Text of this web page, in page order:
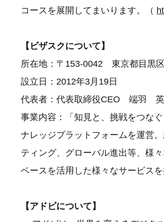
コースを展開してまいります。（
【ビザスクについて】
所在地：〒153-0042 東京都目黒
設立日：2012年3月19日
代表者：代表取締役CEO 端羽
事業内容：「知見と、挑戦をつな
ナレッジプラットフォームを運営
ティング、グローバル進出等、様
ベースを活用した様々なサービス
【アドビについて】